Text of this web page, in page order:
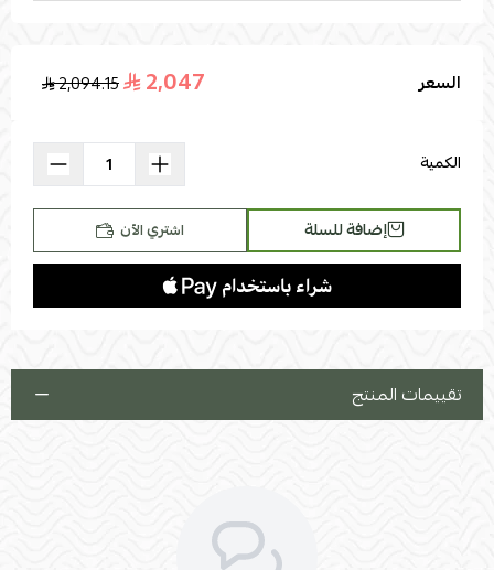
اسحب و افلت الملف هنا
السعر 2,047
2,094.15
الكمية
إضافة للسلة اشتري الآن
تقييمات المنتج